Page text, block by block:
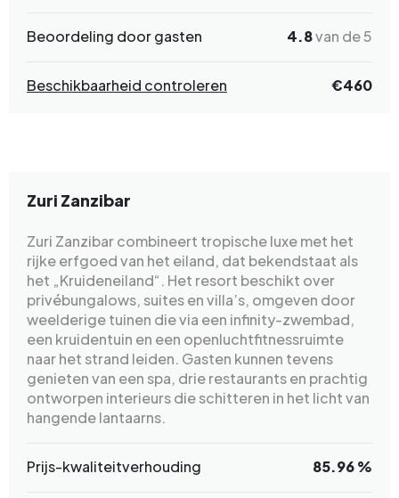
Beoordeling door gasten 4.8van de 5
Beschikbaarheid controleren €460
Zuri Zanzibar
Zuri Zanzibar combineert tropische luxe met het
rijke erfgoed van het eiland, dat bekendstaat als
het „Kruideneiland“. Het resort beschikt over
privébungalows, suites en villa’s, omgeven door
weelderige tuinen die via een infinity-zwembad,
een kruidentuin en een openluchtfitnessruimte
naar het strand leiden. Gasten kunnen tevens
genieten van een spa, drie restaurants en prachtig
ontworpen interieurs die schitteren in het licht van
hangende lantaarns.
Prijs-kwaliteitverhouding 85.96 %